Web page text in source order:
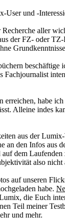
User und -
aller
der FZ- oder
beschäftige
Fachjournalist
habe
Alleine indes
aus der
an den Infos aus
dem
also nicht
auf unseren
habe.
die Euch
Teil meiner
und mehr.